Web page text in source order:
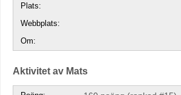
Plats:
Webbplats:
Om:
Aktivitet av Mats